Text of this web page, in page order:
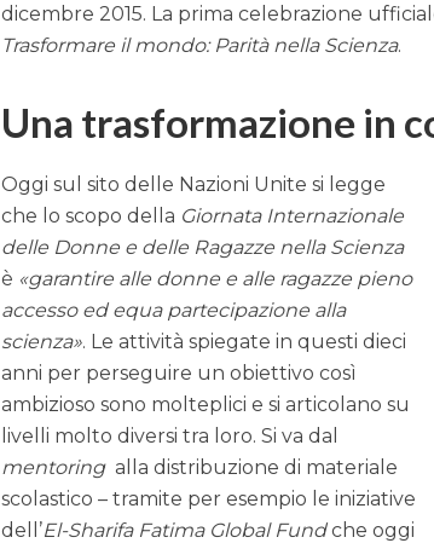
dicembre 2015. La prima celebrazione
Trasformare il mondo: Parità nella Scienza.
Una trasformazione in
Oggi sul sito delle Nazioni Unite si legge
che lo scopo della Giornata Internazionale
delle Donne e delle Ragazze nella Scienza
è
garantire alle donne e alle ragazze pieno
accesso ed equa partecipazione alla
scienza . Le attività spiegate in questi dieci
anni per perseguire un obiettivo così
ambizioso sono molteplici e si articolano su
livelli molto diversi tra loro. Si va dal
mentoringalla distribuzione di materiale
scolastico – tramite per esempio le iniziative
dell’El-Sharifa Fatima Global Fundche oggi